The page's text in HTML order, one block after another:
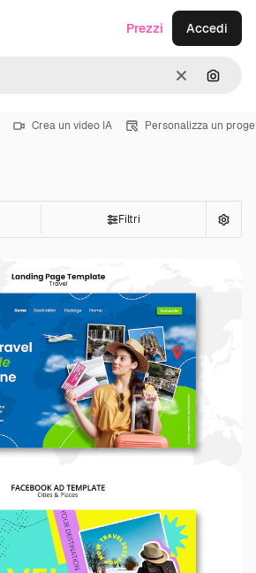
CancellaCerca
Prezzi Accedi
Crea un video IA Personalizza un
Filtri